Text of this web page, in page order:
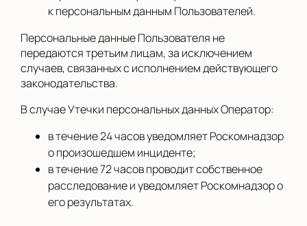
к персональным данным Пользователей.
Персональные данные Пользователя не
передаются третьим лицам, за исключением
случаев, связанных с исполнением действующего
законодательства.
В случае Утечки персональных данных Оператор:
в течение 24 часов уведомляет Роскомнадзор
о произошедшем инциденте;
в течение 72 часов проводит собственное
расследование и уведомляет Роскомнадзор о
его результатах.